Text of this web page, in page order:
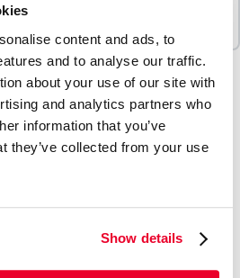
content and ads, to
and to analyse our traffic.
about your use of our site with
and analytics partners who
information that you’ve
they’ve collected from your use
Show details
essentiell für den Transport
Die herausstechenden
Transportkoffer sind
Durch die geringe
super am Körper tragen
den Gebraucher nicht
sind einfach zu reinigen und